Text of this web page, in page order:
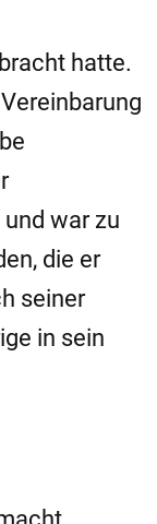
hatte.
war zu
die er
seiner
in sein